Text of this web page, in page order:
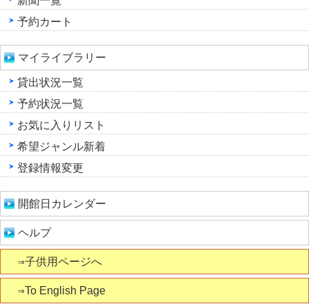
予約カート
マイライブラリー
貸出状況一覧
予約状況一覧
お気に入りリスト
希望ジャンル新着
登録情報変更
開館日カレンダー
ヘルプ
⇒子供用ページへ
⇒To English Page